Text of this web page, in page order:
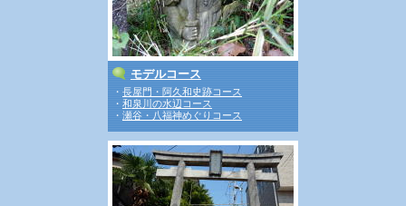
モデルコース
・ 長屋門・阿久和史跡コース
・ 和泉川の水辺コース
・ 瀬谷・八福神めぐりコース